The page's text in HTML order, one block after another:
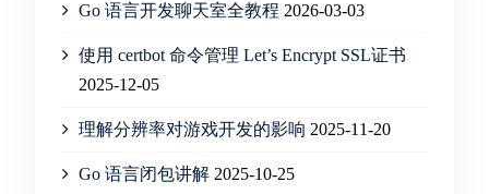
Go 语言开发聊天室全教程 2026-03-03
使用 certbot 命令管理 Let’s Encrypt SSL证书
2025-12-05
理解分辨率对游戏开发的影响 2025-11-20
Go 语言闭包讲解 2025-10-25